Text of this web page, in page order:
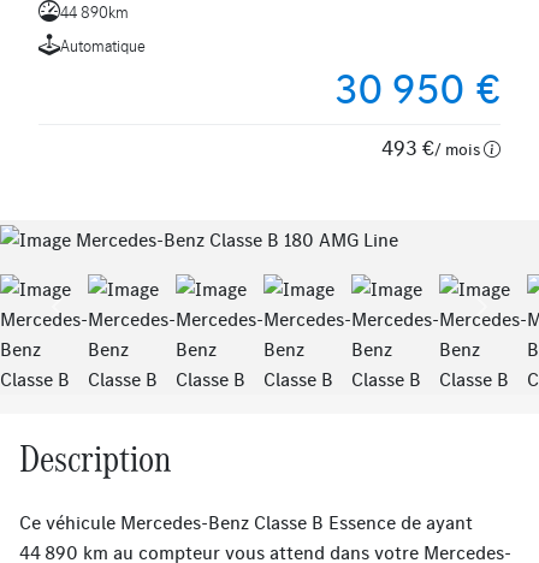
44 890km
Automatique
30 950 €
493 €/ mois
Previous Next
Description
Ce véhicule Mercedes-Benz Classe B Essence de ayant
44 890 km au compteur vous attend dans votre Mercedes-